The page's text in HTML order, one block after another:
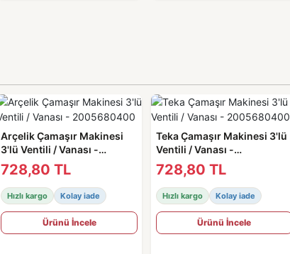
Arçelik Çamaşır Makinesi
3'lü Ventili / Vanası -
2005680400
728,80 TL
Hızlı kargo Kolay iade
Ürünü İncele
Teka Çamaşır Makinesi 3'lü
Ventili / Vanası -
2005680400
728,80 TL
Hızlı kargo Kolay iade
Ürünü İncele